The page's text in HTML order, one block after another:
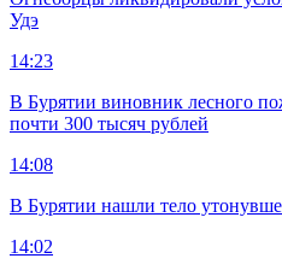
Удэ
14:23
В Бурятии виновник лесного
почти 300 тысяч рублей
14:08
В Бурятии нашли тело
14:02